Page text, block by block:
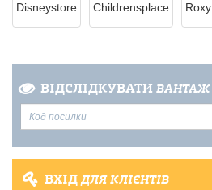
Disneystore Childrensplace Roxy
ВІДСЛІДКУВАТИ ВАНТАЖ
ВХІДДЛЯ КЛІЄНТІВ